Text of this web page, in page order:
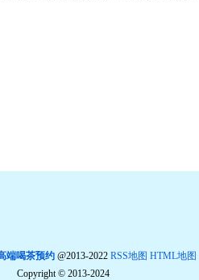
端喝茶预约 @2013-2022 RSS地图 HTML地图
Copyright© 2013-2024